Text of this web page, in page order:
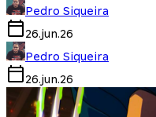
Pedro Siqueira
26.jun.26
Pedro Siqueira
26.jun.26